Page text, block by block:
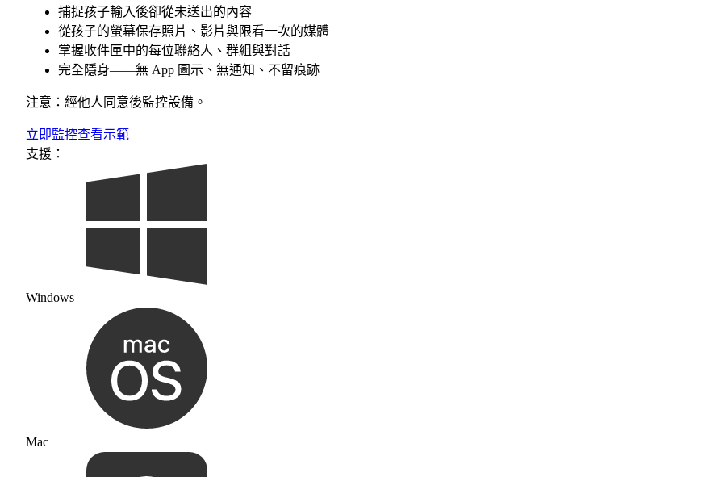
捕捉孩子輸入後卻從未送出的內容
從孩子的螢幕保存照片、影片與限看一次的媒體
掌握收件匣中的每位聯絡人、群組與對話
完全隱身——無 App 圖示、無通知、不留痕跡
注意：經他人同意後監控設備。
立即監控查看示範
支援：
Windows
Mac